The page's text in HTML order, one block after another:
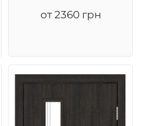
от 2360 грн